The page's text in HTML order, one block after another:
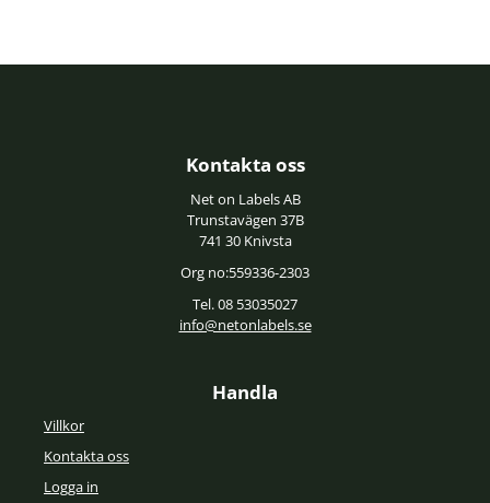
Kontakta oss
Net on Labels AB
Trunstavägen 37B
741 30 Knivsta
Org no:559336-2303
Tel. 08 53035027
info@netonlabels.se
Handla
Villkor
Kontakta oss
Logga in